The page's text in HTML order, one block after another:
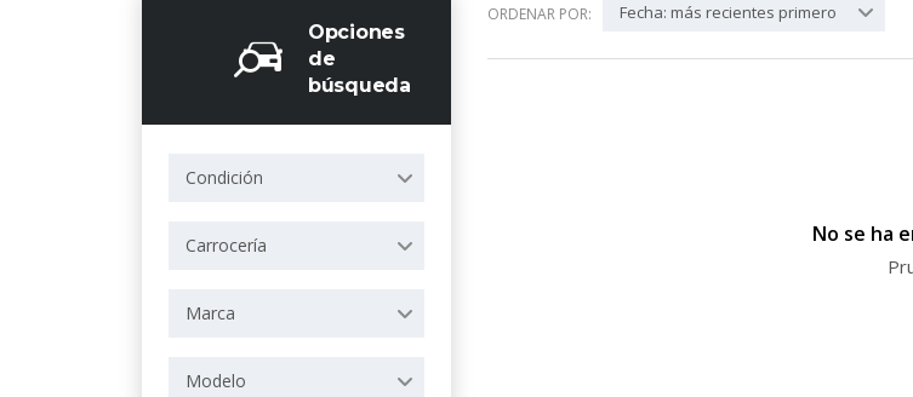
Opciones
de
búsqueda
Condición
Carrocería
Marca
Modelo
ORDENAR POR: Fecha: más recientes primero
No se ha